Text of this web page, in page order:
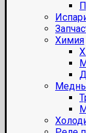
Химия